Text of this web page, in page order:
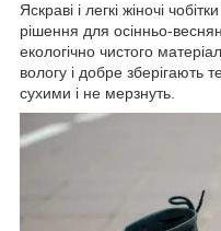
Яскраві і легкі жіночі
рішення для осінньо-
екологічно чистого
вологу і добре зберігають
сухими і не мерзнуть.